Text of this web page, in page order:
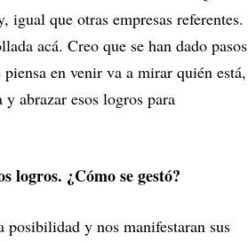
igual que otras empresas referentes.
acá. Creo que se han dado pasos
en venir va a mirar quién está,
abrazar esos logros para
logros. ¿Cómo se gestó?
posibilidad y nos manifestaran sus